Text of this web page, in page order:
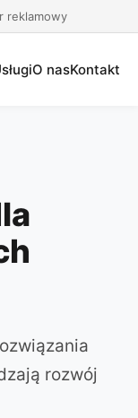
reklamowy
O nasKontakt
rozwój